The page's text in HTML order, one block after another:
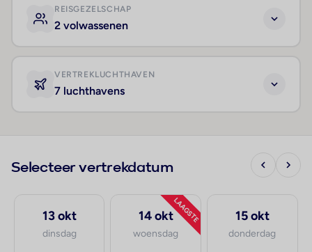
REISGEZELSCHAP
2 volwassenen
VERTREKLUCHTHAVEN
7 luchthavens
Selecteer vertrekdatum
13 okt
dinsdag
LAAGSTE
14 okt
woensdag
15 okt
donderdag